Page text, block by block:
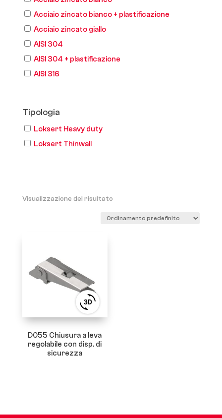
Acciaio zincato bianco + plastificazione
Acciaio zincato giallo
AISI 304
AISI 304 + plastificazione
AISI 316
Tipologia
Loksert Heavy duty
Loksert Thinwall
Visualizzazione del risultato
View
3D
product
D055 Chiusura a leva
regolabile con disp. di
sicurezza